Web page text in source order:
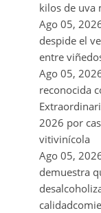
kilos de uva
Ago 05,
despide el
entre
Ago 05,
reconocida
2026 por
vitivinícola
Ago 05,
demuestra